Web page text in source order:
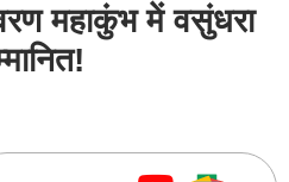
महाकुंभ में वसुंधरा